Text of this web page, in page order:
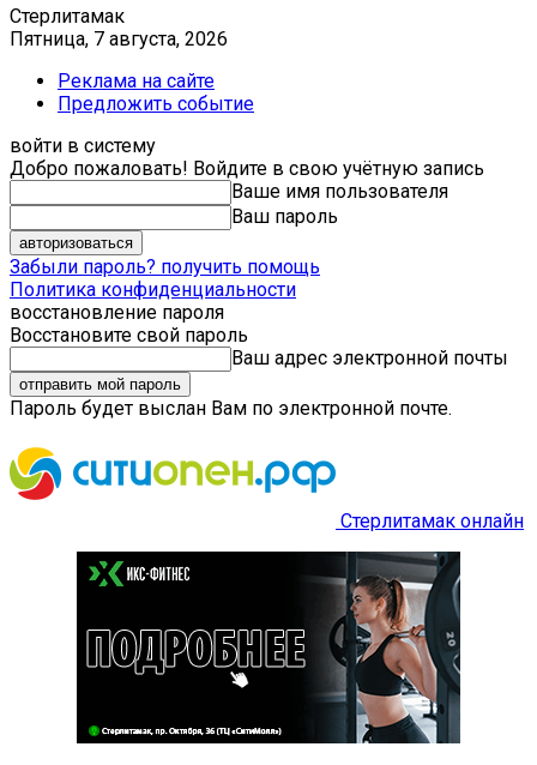
Стерлитамак
Пятница, 7 августа, 2026
Реклама на сайте
Предложить событие
войти в систему
Добро пожаловать! Войдите в свою учётную запись
Ваше имя пользователя
Ваш пароль
Забыли пароль? получить помощь
Политика конфиденциальности
восстановление пароля
Восстановите свой пароль
Ваш адрес электронной почты
Пароль будет выслан Вам по электронной почте.
Стерлитамак онлайн